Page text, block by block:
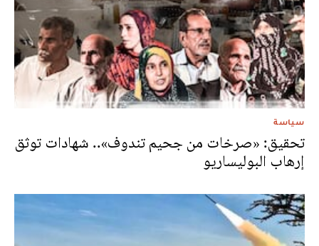
سياسة
تحقيق: «صرخات من جحيم تندوف».. شهادات توثق
إرهاب البوليساريو